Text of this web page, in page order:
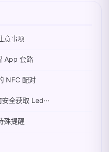
意事项
App 套路
NFC 配对
全获取 Led···
殊提醒